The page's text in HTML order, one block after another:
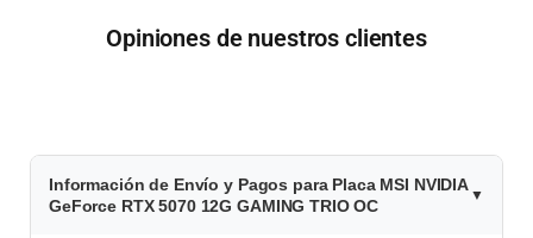
Opiniones de nuestros clientes
$
1
Información de Envío y Pagos para Placa MSI NVIDIA
GeForce RTX 5070 12G GAMING TRIO OC